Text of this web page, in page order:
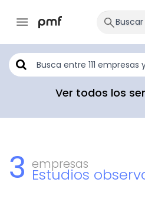
Ver todos los
3 empresas
Estudios